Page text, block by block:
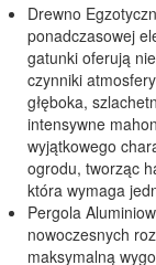
Drewno
ponadczasowej
gatunki oferują
czynniki
głęboka,
intensywne
wyjątkowego
ogrodu, tworząc
która wymaga
Pergola
nowoczesnych
maksymalną